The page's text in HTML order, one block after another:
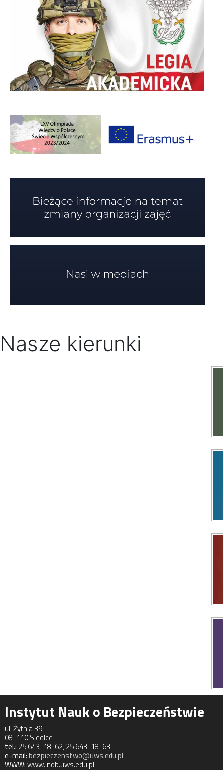
Nasze kierunki
Instytut Nauk o Bezpieczeństwie
ul. Żytnia 39
08-110 Siedlce
tel.: 25 643-18-62, 25 643-18-63
e-mail:bezpieczenstwo@uws.edu.pl
WWW:www.inob.uws.edu.pl